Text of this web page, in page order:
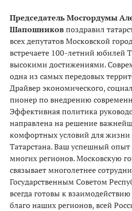
Председатель Мосгордумы
Шапошниковпоздравил
всех депутатов Московской
встречаете 100-летний юбилей
высокими достижениями.
одна из самых передовых
Драйвер экономического,
пионер по внедрению
Эффективная политика
направлена на решение
комфортных условий для
Татарстана. Ваш успешный
многих регионов. Московскую
связывает многолетнее
Государственным Советом
всегда готовы к
благо наших регионов, всей